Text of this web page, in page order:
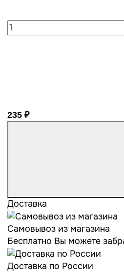
235 ₽
Доставка
Самовывоз из магазина
Бесплатно Вы можете
Доставка по России